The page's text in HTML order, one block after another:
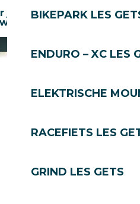
BIKEPARK LES
ENDURO – XC LES
ELEKTRISCHE
RACEFIETS LES
GRIND LES GETS
je op onze
Club Les Gets
Ecotoerisme
Les Gets Toerisme